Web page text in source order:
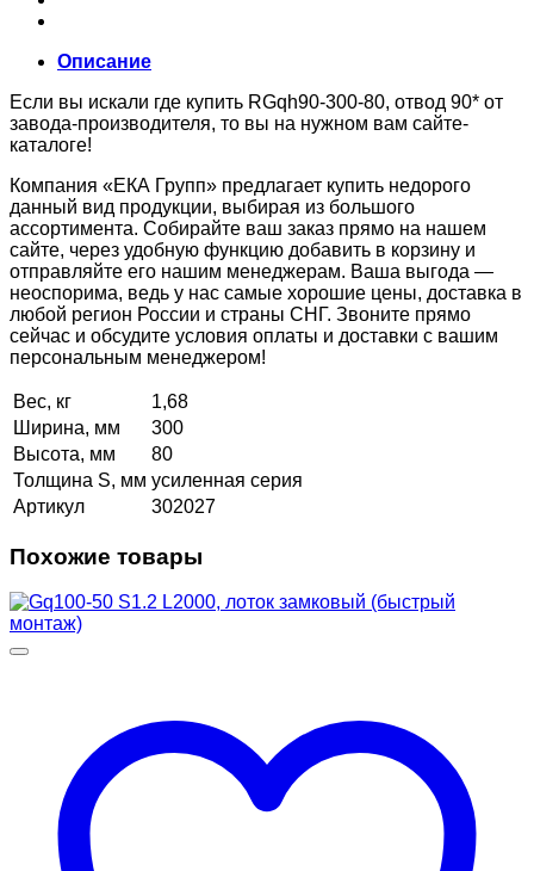
Описание
Если вы искали где купить RGqh90-300-80, отвод 90* от
завода-производителя, то вы на нужном вам сайте-
каталоге!
Компания «ЕКА Групп» предлагает купить недорого
данный вид продукции, выбирая из большого
ассортимента. Собирайте ваш заказ прямо на нашем
сайте, через удобную функцию добавить в корзину и
отправляйте его нашим менеджерам. Ваша выгода —
неоспорима, ведь у нас самые хорошие цены, доставка в
любой регион России и страны СНГ. Звоните прямо
сейчас и обсудите условия оплаты и доставки с вашим
персональным менеджером!
Вес, кг
1,68
Ширина, мм
300
Высота, мм
80
Толщина S, мм усиленная серия
Артикул
302027
Похожие товары